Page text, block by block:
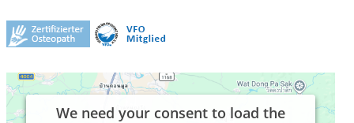
We need your consent to load the